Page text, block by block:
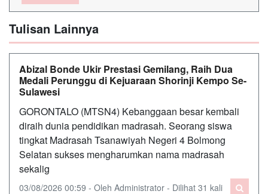
Tulisan Lainnya
Abizal Bonde Ukir Prestasi Gemilang, Raih Dua
Medali Perunggu di Kejuaraan Shorinji Kempo Se-
Sulawesi
GORONTALO (MTSN4) Kebanggaan besar kembali
diraih dunia pendidikan madrasah. Seorang siswa
tingkat Madrasah Tsanawiyah Negeri 4 Bolmong
Selatan sukses mengharumkan nama madrasah
sekalig
03/08/2026 00:59 - Oleh Administrator - Dilihat 31 kali